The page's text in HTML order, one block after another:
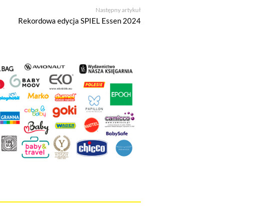
Następny artykuł
Rekordowa edycja SPIEL Essen 2024
narzędzi zewnętrznych na zasadach opisanych szczegółowo
wyboru w tym zakresie. Są to pliki cookies, dzięki którym w sposób prawidłowy
do konta użytkownika i utrzymywania sesji po zalogowaniu. Ponadto,
przez Ciebie ustawieniach plików cookies.
na gromadzenie, przeglądanie i analizę statystyk związanych z aktywnością
gromadzi informacje na temat Twojej aktywności na naszej stronie, które mogą